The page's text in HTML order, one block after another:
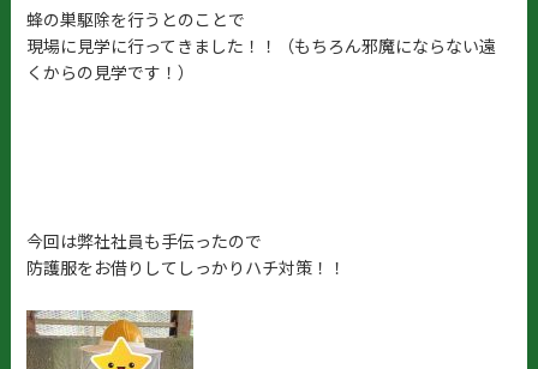
蜂の巣駆除を行うとのことで
現場に見学に行ってきました！！（もちろん邪魔にならない遠
くからの見学です！）
今回は弊社社員も手伝ったので
防護服をお借りしてしっかりハチ対策！！